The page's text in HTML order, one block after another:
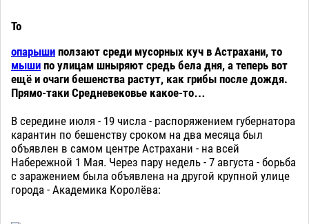
То
опарыши ползают среди мусорных куч в Астрахани, то
мыши по улицам шныряют средь бела дня, а теперь вот
ещё и очаги бешенства растут, как грибы после дождя.
Прямо-таки Средневековье какое-то…
В середине июля - 19 числа - распоряжением губернатора
карантин по бешенству сроком на два месяца был
объявлен в самом центре Астрахани - на всей
Набережной 1 Мая. Через пару недель - 7 августа - борьба
с заражением была объявлена на другой крупной улице
города - Академика Королёва: